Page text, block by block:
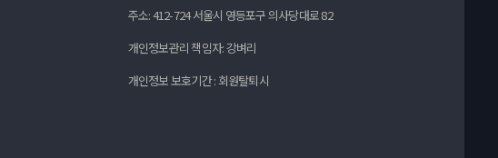
주소: 412-724 서울시 영등포구 의사당대로 82
개인정보관리 책임자: 강벼리
개인정보 보호기간 : 회원탈퇴시